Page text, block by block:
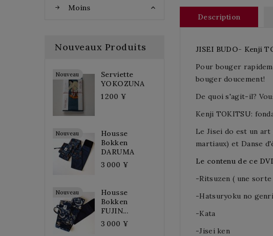
Moins 
Nouveaux Produits
Nouveau
Serviette
YOKOZUNA
1 200 ¥
Nouveau
Housse
Bokken
DARUMA
3 000 ¥
Nouveau
Housse
Bokken
FUJIN...
3 000 ¥
Description
JISEI BUDO- Kenji
Pour bouger
bouger doucement!
De quoi s'agit-il?
Kenji TOKITSU:
Le Jisei do est un
martiaux) et Danse
Le contenu de ce
-Ritsuzen ( une
-Hatsuryoku no
-Kata
-Jisei ken